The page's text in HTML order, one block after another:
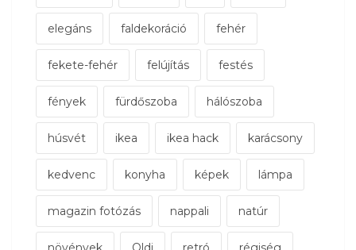
elegáns faldekoráció fehér
fekete-fehér felújítás festés
fények fürdőszoba hálószoba
húsvét ikea ikea hack karácsony
kedvenc konyha képek lámpa
magazin fotózás nappali natúr